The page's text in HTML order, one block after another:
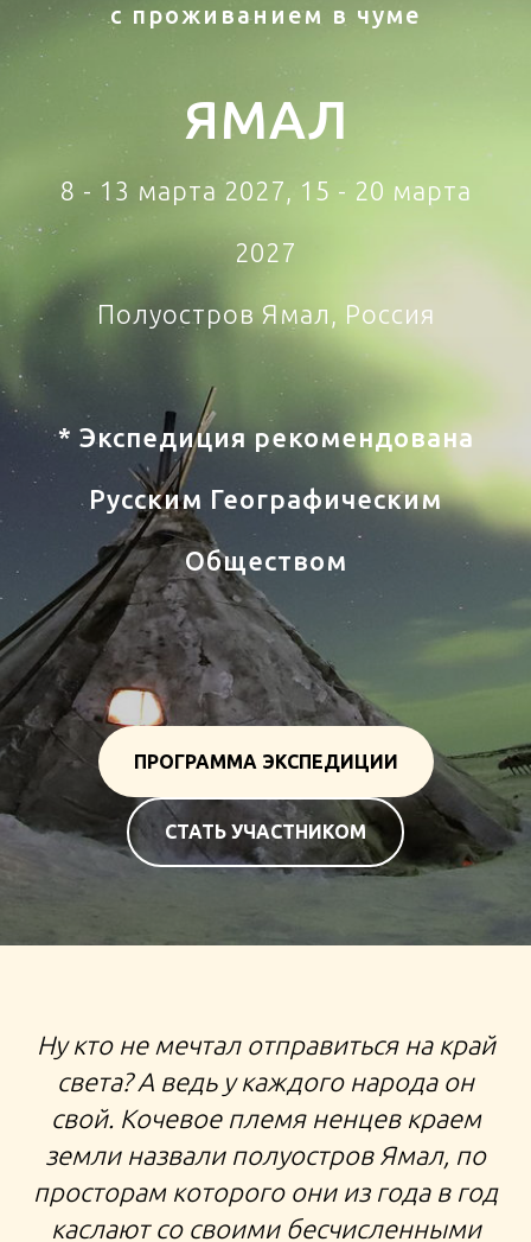
с проживанием в чуме
ЯМАЛ
8 - 13 марта 2027, 15 - 20 марта
2027
Полуостров Ямал, Россия
Тур Ямал
* Экспедиция рекомендована
Русским Географическим
Обществом
ПРОГРАММА ЭКСПЕДИЦИИ
СТАТЬ УЧАСТНИКОМ
ЭКСПЕДИЦИЯ НА ЯМАЛ ЗИМНЕЕ ПУТЕШЕСТВИЕ НА
ДЕНЬ ОЛЕНЕВОДА В САЛЕХАРД В ЧУМ
ПУТЕШЕСТВИЯ ПО РОССИИ
Ну кто не мечтал отправиться на край
света? А ведь у каждого народа он
свой. Кочевое племя ненцев краем
земли назвали полуостров Ямал, по
просторам которого они из года в год
каслают со своими бесчисленными